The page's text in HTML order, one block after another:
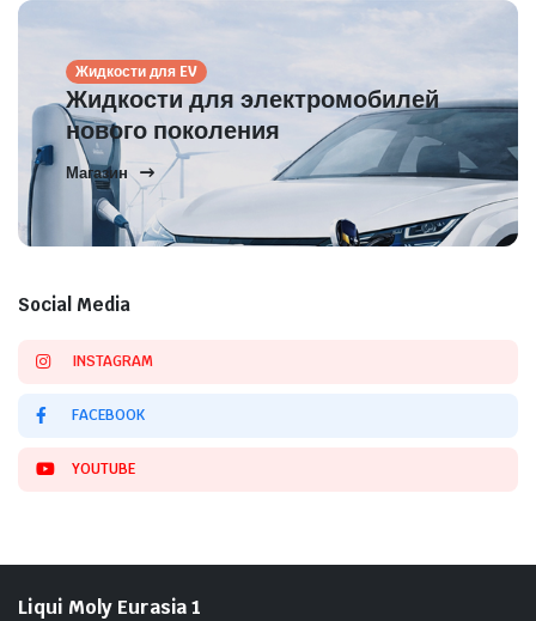
Жидкости для EV
Жидкости для электромобилей
нового поколения
Магазин
Social Media
INSTAGRAM
FACEBOOK
YOUTUBE
Liqui Moly Eurasia 1